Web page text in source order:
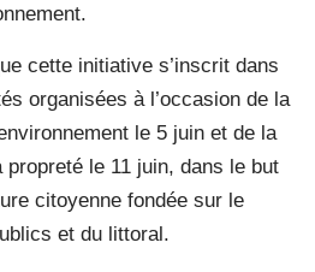
cette initiative s’inscrit dans
organisées à l’occasion de la
le 5 juin et de la
propreté le 11 juin, dans le but
citoyenne fondée sur le
et du littoral.